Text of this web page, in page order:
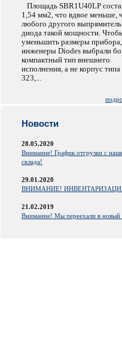
Площадь SBR1U40LP
1,54 мм2, что вдвое меньше,
любого другого
диода такой мощности.
уменьшить размеры прибора,
инженеры Diodes выбрали
компактный тип внешнего
исполнения, а не корпус типа
323,...
Новости
28.05.2020
Внимание! График отгрузки с
склада!
29.01.2020
ВНИМАНИЕ!
21.02.2019
Внимание! Мы переехали в новый